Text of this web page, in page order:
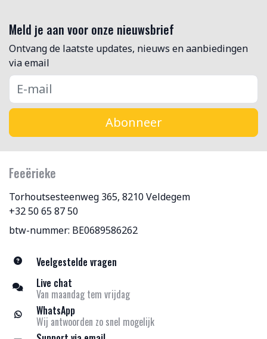
Meld je aan voor onze nieuwsbrief
Ontvang de laatste updates, nieuws en aanbiedingen
via email
Abonneer
Feeërieke
Torhoutsesteenweg 365, 8210 Veldegem
+32 50 65 87 50
btw-nummer: BE0689586262
Veelgestelde vragen
Live chat
Van maandag tem vrijdag
WhatsApp
Wij antwoorden zo snel mogelijk